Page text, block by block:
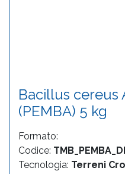
Bacillus cereus
(PEMBA) 5 kg
Formato:
Codice:
Tecnologia: Terreni